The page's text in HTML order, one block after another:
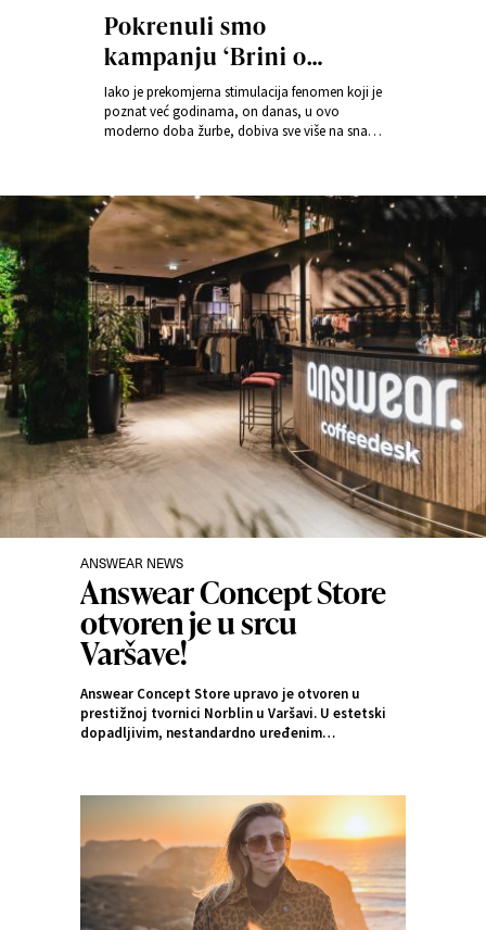
dana
Pokrenuli smo
kampanju ‘Brini o
nutrini-unutarnji mir’
Iako je prekomjerna stimulacija fenomen koji je
poznat već godinama, on danas, u ovo
moderno doba žurbe, dobiva sve više na snazi.
Niedźwiecka i Joanna Wojsiat u projektu
navode načine nošenja s prekomjernom
stimulacijom.
ANSWEAR NEWS
Answear Concept Store
otvoren je u srcu
Varšave!
Answear Concept Store upravo je otvoren u
prestižnoj tvornici Norblin u Varšavi. U estetski
dopadljivim, nestandardno uređenim
Otkrijte s nama ovu jedinstvenu modnu točku na